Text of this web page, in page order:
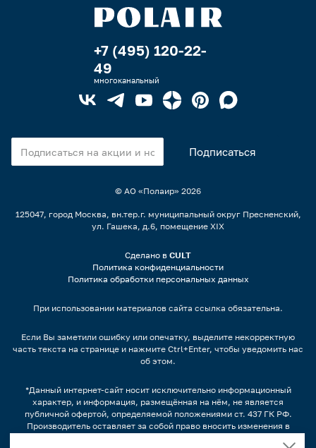
+7 (495) 120-22-
49
многоканальный
© АО «Полаир» 2026
125047, город Москва, вн.тер.г. муниципальный округ Пресненский,
ул. Гашека, д.6, помещение XIX
Сделано в CULT
Политика конфиденциальности
Политика обработки персональных данных
При использовании материалов сайта ссылка обязательна.
Если Вы заметили ошибку или опечатку, выделите некорректную
часть текста на странице и нажмите Ctrl+Enter, чтобы уведомить нас
об этом.
*Данный интернет-сайт носит исключительно информационный
характер, и информация, размещённая на нём, не является
публичной офертой, определяемой положениями ст. 437 ГК РФ.
Производитель оставляет за собой право вносить изменения в